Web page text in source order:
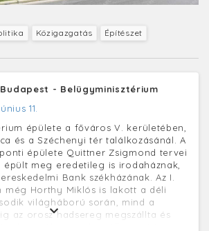
Közigazgatás Építészet
- Belügyminisztérium
11.
épülete a főváros V. kerületében,
és a Széchenyi tér találkozásánál. A
épülete Quittner Zsigmond tervei
épült meg eredetileg is irodaháznak,
Bank székházának. Az I.
még Horthy Miklós is lakott a déli
világháború során, mind a
az orosz hadsereg megszállta és